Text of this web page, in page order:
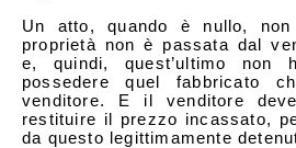
Un atto, quando è nullo,
proprietà non è passata dal
e, quindi, quest’ultimo non
possedere quel fabbricato
venditore. E il venditore deve
restituire il prezzo incassato,
da questo legittimamente